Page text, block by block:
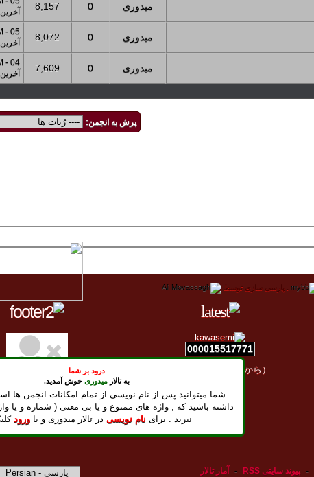
درود بر شما
به تالار میدوریخوش آمدید.
شما میتوانید پس از نام نویسی از تمام امکانات انجمن ها
داشته باشید که , واژه های ممنوع و یا بی معنی ( شماره و یا
نبرید . برای نام نویسی در تالار میدوری و یا ورود
میدوری 0
8,157
میدوری 0
8,072
05 - June - 2014 37 : 12 PM
میدوری 0
7,609
04 - June - 2014 33 : 01 PM
پرش به انجمن:
پارسی سازی توسط
پنج شنبه15 امرداد -
August 06, 2026
ظهر بخير
000015517771
（2011年04月11日から）
- پیوند سایتی RSS - آمار تالار